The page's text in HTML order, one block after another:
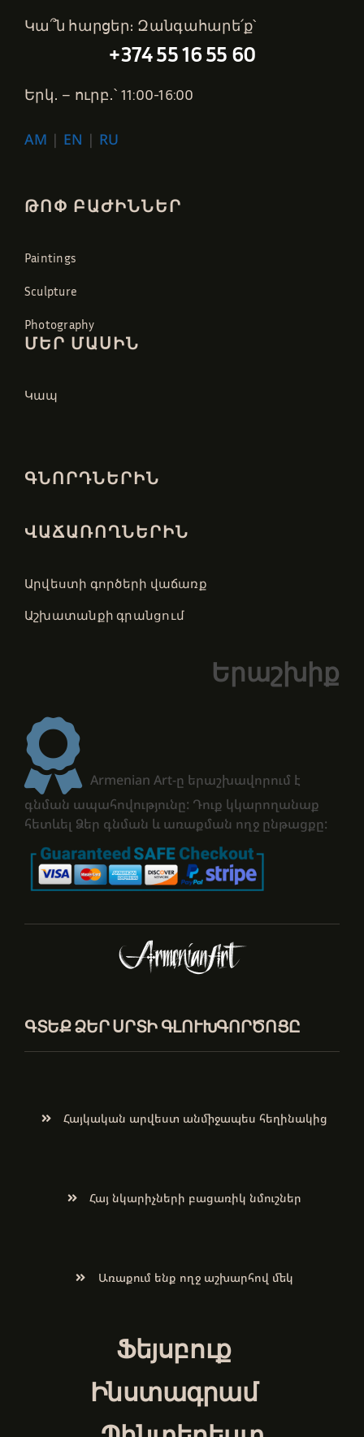
Կա՞ն հարցեր։ Զանգահարե՛ք՝
+374 55 16 55 60
Երկ․ – ուրբ․՝ 11:00-16:00
AM | EN | RU
ԹՈՓ ԲԱԺԻՆՆԵՐ
Paintings
Sculpture
Photography
ՄԵՐ ՄԱՍԻՆ
Կապ
ԳՆՈՐԴՆԵՐԻՆ
ՎԱՃԱՌՈՂՆԵՐԻՆ
Արվեստի գործերի վաճառք
Աշխատանքի գրանցում
Երաշխիք
Armenian Art-ը երաշխավորում է
գնման ապահովությունը: Դուք կկարողանաք
հետևել Ձեր գնման և առաքման ողջ ընթացքը:
ԳՏԵՔ ՁԵՐ ՍՐՏԻ ԳԼՈՒԽԳՈՐԾՈՑԸ
Հայկական արվեստ անմիջապես հեղինակից
Հայ նկարիչների բացառիկ նմուշներ
Առաքում ենք ողջ աշխարհով մեկ
Ֆեյսբուք
Ինստագրամ